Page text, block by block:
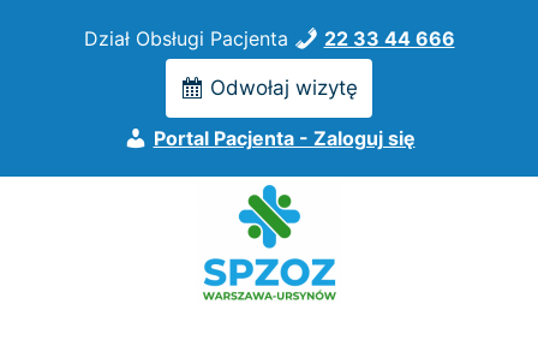
Dział Obsługi Pacjenta 22 33 44 666
Odwołaj wizytę
Portal Pacjenta - Zaloguj się